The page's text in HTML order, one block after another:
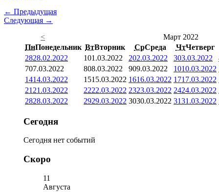
← Предыдущая
Следующая →
<
Март 2022
ПнПонедельник ВтВторник СрСреда ЧтЧетверг
2828.02.2022 101.03.2022 202.03.2022 303.03.2022
707.03.2022 808.03.2022 909.03.2022 1010.03.2022
1414.03.2022 1515.03.2022 1616.03.2022 1717.03.2022
21 21.03.2022 2222.03.2022 2323.03.2022 2424.03.2022
2828.03.2022 2929.03.2022 3030.03.2022 3131.03.2022
Сегодня
Сегодня нет событий
Скоро
11
Августа